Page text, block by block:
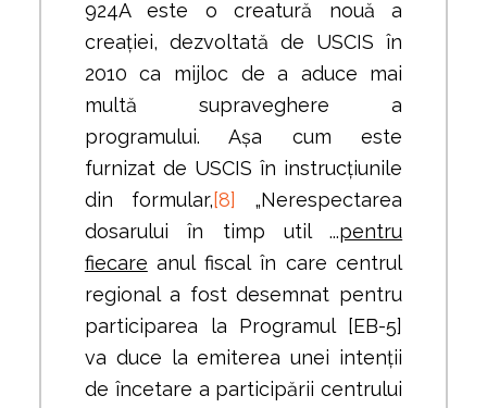
924A este o creatură nouă a
creației, dezvoltată de USCIS în
2010 ca mijloc de a aduce mai
multă supraveghere a
programului. Așa cum este
furnizat de USCIS în instrucțiunile
din formular,[8]
„Nerespectarea
dosarului în timp util ...pentru
fiecare anul fiscal în care centrul
regional a fost desemnat pentru
participarea la Programul [EB-5]
va duce la emiterea unei intenții
de încetare a participării centrului